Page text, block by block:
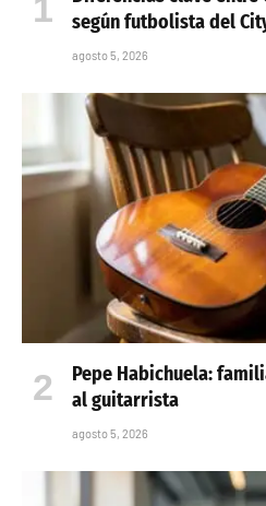
según futbolista del
agosto 5, 2026
Pepe Habichuela:
al guitarrista
agosto 5, 2026